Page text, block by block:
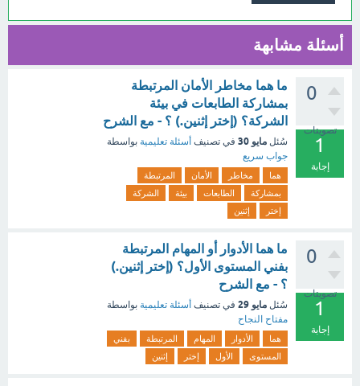
أسئلة مشابهة
0
تصويتات
1
إجابة
ما هما مخاطر الأمان المرتبطة
بمشاركة الطابعات في بيئة
الشركة؟ (إختر إثنين.) ؟ - مع الشرح
سُئل مايو 30 في تصنيف أسئلة تعليمية بواسطة
جواب سريع
هما مخاطر الأمان
المرتبطة
بمشاركة
الطابعات بيئة
الشركة
إختر
إثنين
0
تصويتات
1
إجابة
ما هما الأدوار أو المهام المرتبطة
بفني المستوى الأول؟ (إختر إثنين.)
؟ - مع الشرح
سُئل مايو 29 في تصنيف أسئلة تعليمية بواسطة
مفتاح النجاح
هما الأدوار المهام المرتبطة
بفني
المستوى
الأول إختر إثنين